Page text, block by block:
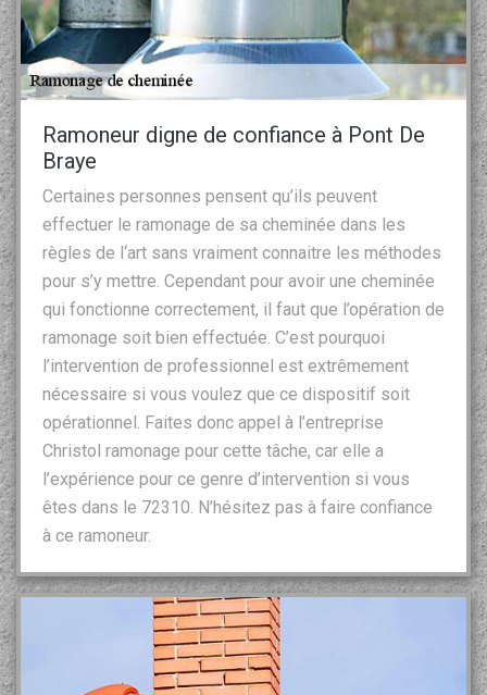
Ramoneur digne de confiance à Pont De
Braye
Certaines personnes pensent qu’ils peuvent
effectuer le ramonage de sa cheminée dans les
règles de l‘art sans vraiment connaitre les méthodes
pour s’y mettre. Cependant pour avoir une cheminée
qui fonctionne correctement, il faut que l’opération de
ramonage soit bien effectuée. C’est pourquoi
l’intervention de professionnel est extrêmement
nécessaire si vous voulez que ce dispositif soit
opérationnel. Faites donc appel à l’entreprise
Christol ramonage pour cette tâche, car elle a
l’expérience pour ce genre d’intervention si vous
êtes dans le 72310. N’hésitez pas à faire confiance
à ce ramoneur.